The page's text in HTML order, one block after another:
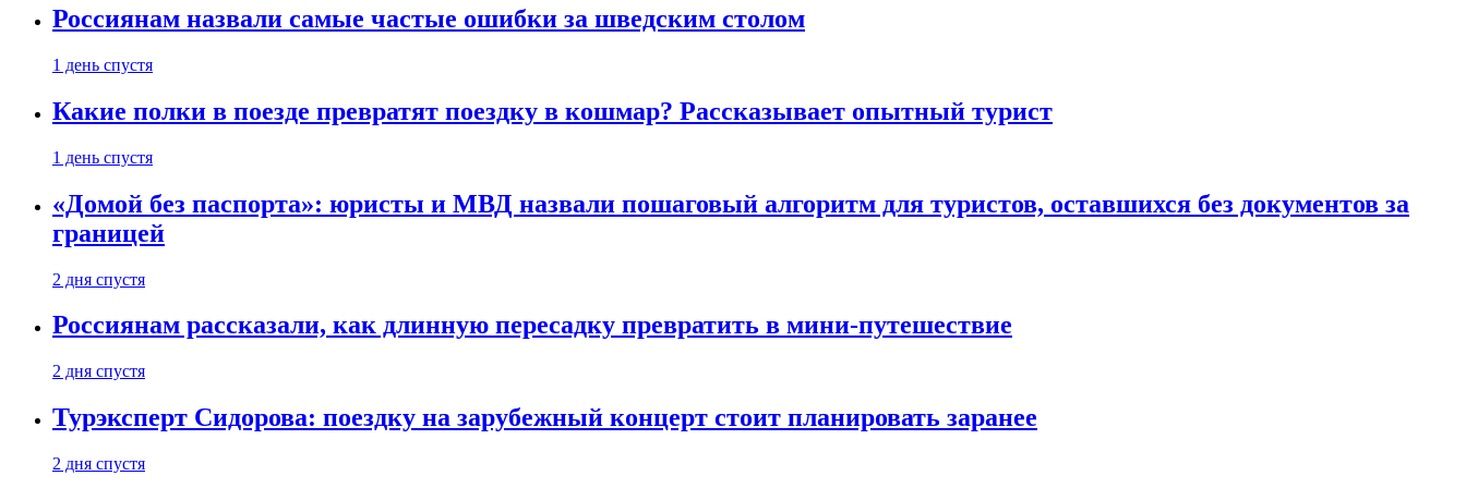
Россиянам назвали самые частые ошибки за шведским столом
1 день спустя
Какие полки в поезде превратят поездку в кошмар? Рассказывает опытный турист
1 день спустя
«Домой без паспорта»: юристы и МВД назвали пошаговый алгоритм для туристов, оставшихся без документов за
границей
2 дня спустя
Россиянам рассказали, как длинную пересадку превратить в мини-путешествие
2 дня спустя
Турэксперт Сидорова: поездку на зарубежный концерт стоит планировать заранее
2 дня спустя